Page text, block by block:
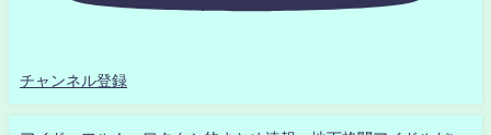
チャンネル登録